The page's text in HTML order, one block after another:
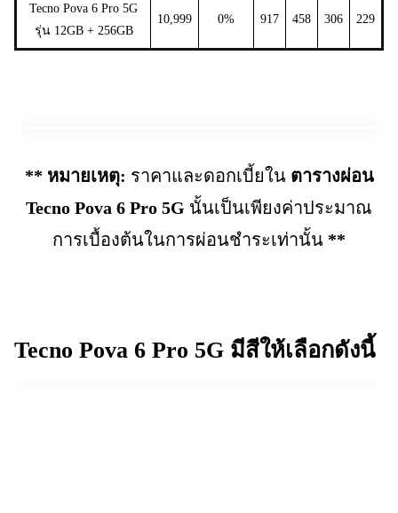
Tecno Pova 6 Pro 5G
รุ่น 12GB + 256GB
10,999 0% 917 458 306 229
** หมายเหตุ: ราคาและดอกเบี้ยใน ตารางผ่อน
Tecno Pova 6 Pro 5G นั้นเป็นเพียงค่าประมาณ
การเบื้องต้นในการผ่อนชำระเท่านั้น **
Tecno Pova 6 Pro 5G มีสีให้เลือกดังนี้